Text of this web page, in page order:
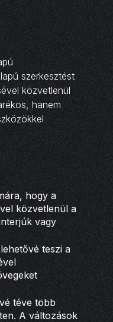
szerkesztést
közvetlenül
hanem
hogy a
közvetlenül a
vagy
teszi a
téve több
A változások